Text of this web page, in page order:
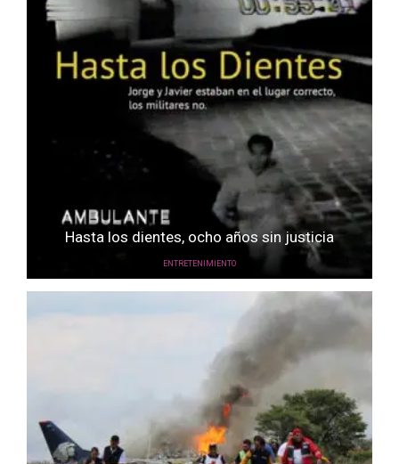
Hasta los dientes, ocho años sin justicia
ENTRETENIMIENTO